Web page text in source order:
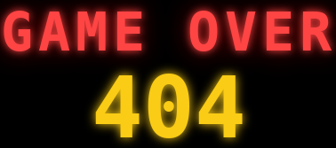
GAME OVER
404